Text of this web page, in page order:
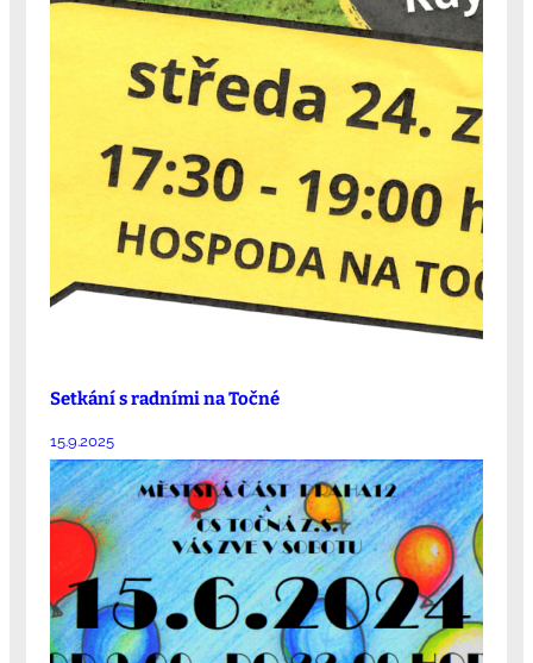
Setkání s radními na Točné
15.9.2025